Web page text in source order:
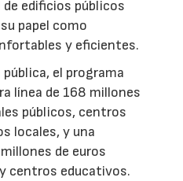
edificios públicos
papel como
y eficientes.
el programa
línea de 168 millones
públicos, centros
locales, y una
de euros
centros educativos.